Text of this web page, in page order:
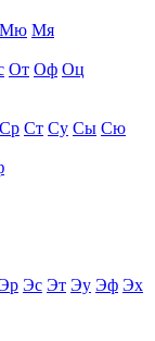
Мю Мя
От Оф Оц
Ср Ст Су Сы Сю
Эс Эт Эу Эф Эх